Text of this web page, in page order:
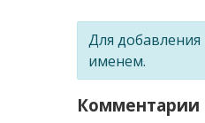
Для
именем.
Комментарии